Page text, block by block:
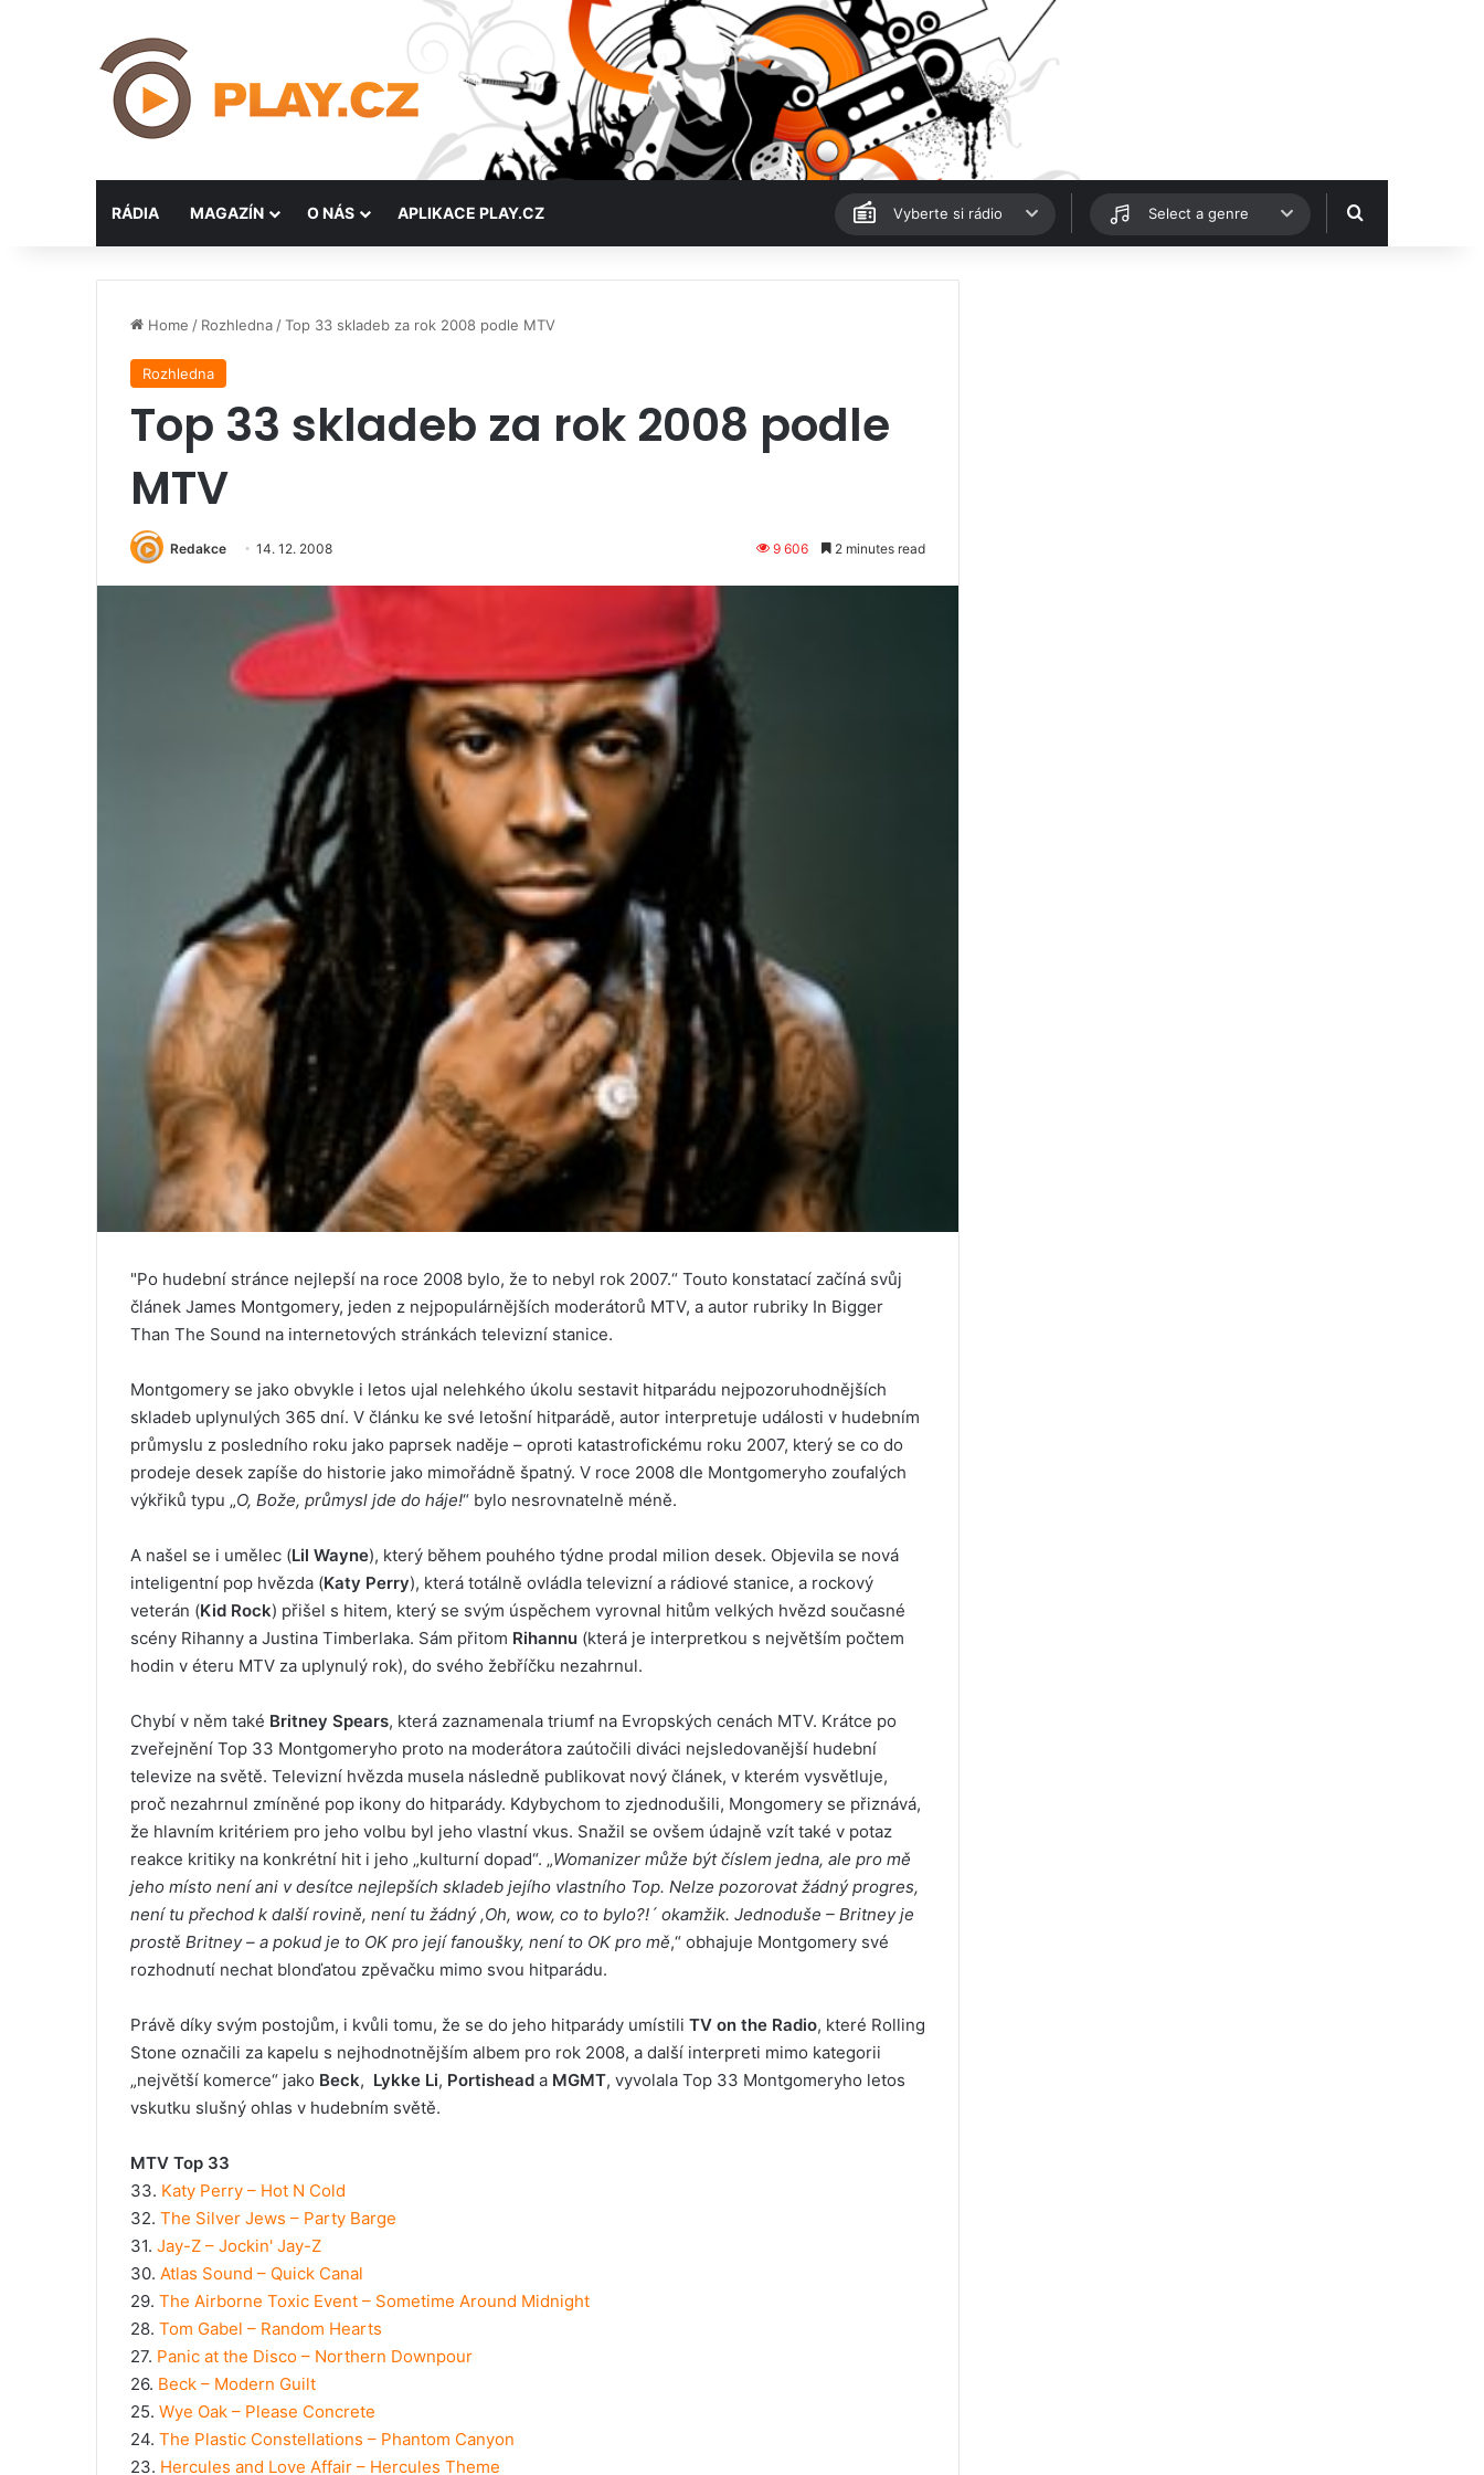
RÁDIA MAGAZÍN O NÁS APLIKACE PLAY.CZ Vyberte si rádio Select a genre Hledat
Home / Rozhledna /Top 33 skladeb za rok 2008 podle MTV
Rozhledna
Top 33 skladeb za rok 2008 podle
MTV
Redakce 14. 12. 2008 9 606 2 minutes read
"Po hudební stránce nejlepší na roce 2008 bylo, že to nebyl rok 2007.“ Touto konstatací začíná svůj
článek James Montgomery, jeden z nejpopulárnějších moderátorů MTV, a autor rubriky In Bigger
Than The Sound na internetových stránkách televizní stanice.
Montgomery se jako obvykle i letos ujal nelehkého úkolu sestavit hitparádu nejpozoruhodnějších
skladeb uplynulých 365 dní. V článku ke své letošní hitparádě, autor interpretuje události v hudebním
průmyslu z posledního roku jako paprsek naděje – oproti katastrofickému roku 2007, který se co do
prodeje desek zapíše do historie jako mimořádně špatný. V roce 2008 dle Montgomeryho zoufalých
výkřiků typu „O, Bože, průmysl jde do háje!“ bylo nesrovnatelně méně.
A našel se i umělec (Lil Wayne), který během pouhého týdne prodal milion desek. Objevila se nová
inteligentní pop hvězda (Katy Perry), která totálně ovládla televizní a rádiové stanice, а rockový
veterán (Kid Rock) přišel s hitem, který se svým úspěchem vyrovnal hitům velkých hvězd současné
scény Rihanny a Justina Timberlaka. Sám přitom Rihannu (která je interpretkou s největším počtem
hodin v éteru MTV za uplynulý rok), do svého žebříčku nezahrnul.
Chybí v něm také Britney Spears, která zaznamenala triumf na Evropských cenách MTV. Krátce po
zveřejnění Top 33 Montgomeryho proto na moderátora zaútočili diváci nejsledovanější hudební
televize na světě. Televizní hvězda musela následně publikovat nový článek, v kterém vysvětluje,
proč nezahrnul zmíněné pop ikony do hitparády. Kdybychom to zjednodušili, Mongomery se přiznává,
že hlavním kritériem pro jeho volbu byl jeho vlastní vkus. Snažil se ovšem údajně vzít také v potaz
reakce kritiky na konkrétní hit i jeho „kulturní dopad“. „Womanizer může být číslem jedna, ale pro mě
jeho místo není ani v desítce nejlepších skladeb jejího vlastního Top. Nelze pozorovat žádný progres,
není tu přechod k další rovině, není tu žádný ,Oh, wow, co to bylo?!´ okamžik. Jednoduše – Britney je
prostě Britney – a pokud je to OK pro její fanoušky, není to OK pro mě,“ obhajuje Montgomery své
rozhodnutí nechat blonďatou zpěvačku mimo svou hitparádu.
Právě díky svým postojům, i kvůli tomu, že se do jeho hitparády umístili TV on the Radio, které Rolling
Stone označili za kapelu s nejhodnotnějším albem pro rok 2008, a další interpreti mimo kategorii
„největší komerce“ jako Beck, Lykke Li, Portishead a MGMT, vyvolala Top 33 Montgomeryho letos
vskutku slušný ohlas v hudebním světě.
MTV Top 33
33. Katy Perry – Hot N Cold
32. The Silver Jews – Party Barge
31. Jay-Z – Jockin' Jay-Z
30. Atlas Sound – Quick Canal
29. The Airborne Toxic Event – Sometime Around Midnight
28. Tom Gabel – Random Hearts
27. Panic at the Disco – Northern Downpour
26. Beck – Modern Guilt
25. Wye Oak – Please Concrete
24. The Plastic Constellations – Phantom Canyon
23. Hercules and Love Affair – Hercules Theme